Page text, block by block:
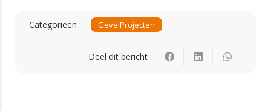
Categorieën : GevelProjecten
Deel dit bericht :